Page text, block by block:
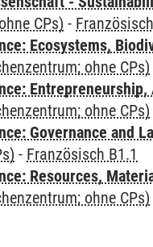
CPs) -
Ecosystems,
ohne CPs)
Entrepreneurship,
ohne CPs)
Governance and
- Französisch B1.1
Resources,
ohne CPs)